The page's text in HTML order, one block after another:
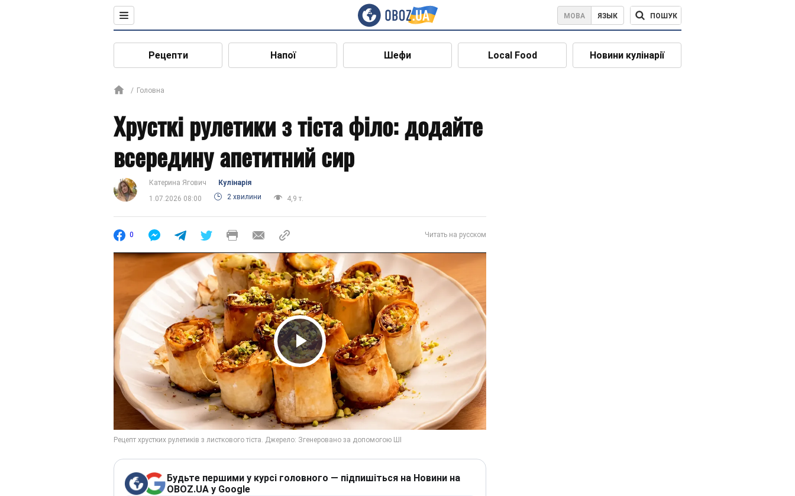
МОВА ЯЗЫК ПОШУК
Рецепти Напої Шефи Local Food Новини кулінарії
Головна
Хрусткі рулетики з тіста філо: додайте
всередину апетитний сир
Катерина Ягович
Кулінарія
1.07.2026 08:00
2 хвилини 4,9 т.
0 Читать на русском
Play Video
Будьте першими у курсі головного — підпишіться на Новини на
OBOZ.UA у Google